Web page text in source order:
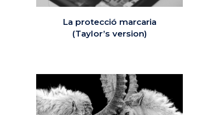
La protecció marcaria
(Taylor’s version)